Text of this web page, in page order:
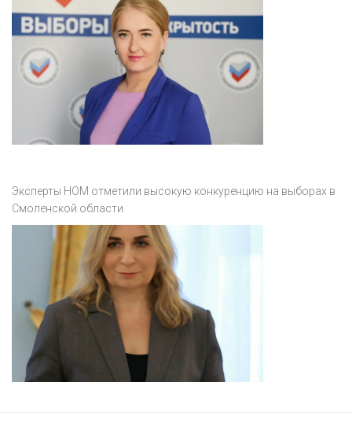
Эксперты НОМ отметили высокую конкуренцию на выборах в
Смоленской области